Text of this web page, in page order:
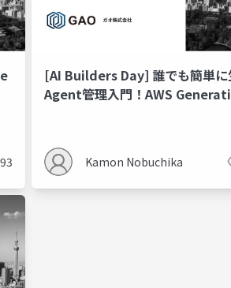
[AI Builders Day] 誰でも簡単に
Agent管理入門！AWS
Kamon Nobuchika